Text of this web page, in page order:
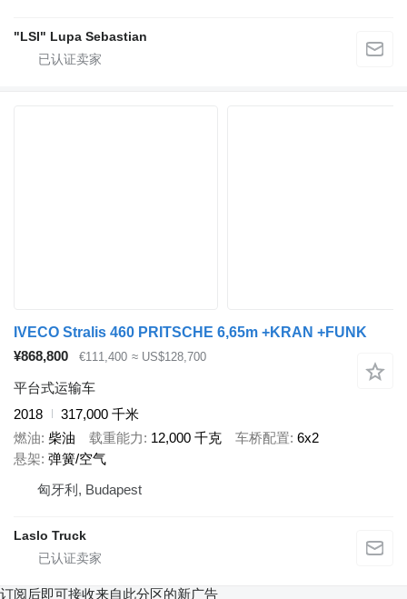
"LSI" Lupa Sebastian
IVECO Stralis 460 PRITSCHE 6,65m +KRAN +FUNK
¥868,800
€111,400 ≈ US$128,700
平台式运输车
2018
317,000 千米
燃油 柴油 载重能力 12,000 千克 车桥配置 6x2
悬架 弹簧/空气
匈牙利, Budapest
Laslo Truck
订阅后即可接收来自此分区的新广告